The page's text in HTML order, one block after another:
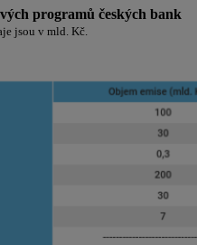
programů českých bank
jsou v mld. Kč.